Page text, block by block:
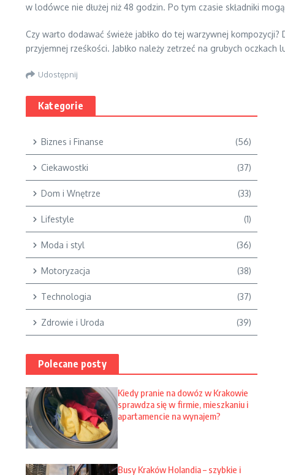
w lodówce nie dłużej niż 48 godzin. Po tym czasie składniki
Czy warto dodawać świeże jabłko do tej warzywnej kompozycji?
przyjemnej rześkości. Jabłko należy zetrzeć na grubych
Udostępnij
Kategorie
Biznes i Finanse (56)
Ciekawostki (37)
Dom i Wnętrze (33)
Lifestyle (1)
Moda i styl (36)
Motoryzacja (38)
Technologia (37)
Zdrowie i Uroda (39)
Polecane posty
Kiedy pranie na dowóz w Krakowie
sprawdza się w firmie, mieszkaniu i
apartamencie na wynajem?
Busy Kraków Holandia – szybkie i